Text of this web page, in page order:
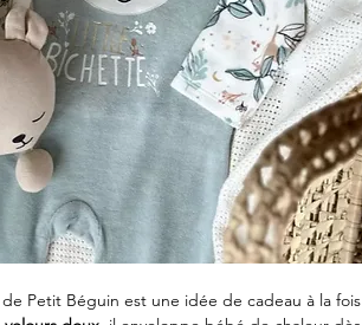
de Petit Béguin est une idée de cadeau à la fois